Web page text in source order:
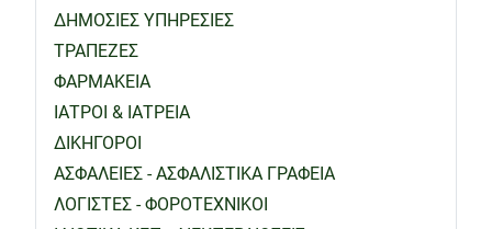
ΔΗΜΟΣΙΕΣ ΥΠΗΡΕΣΙΕΣ
ΤΡΑΠΕΖΕΣ
ΦΑΡΜΑΚΕΙΑ
ΙΑΤΡΟΙ & ΙΑΤΡΕΙΑ
ΔΙΚΗΓΟΡΟΙ
ΑΣΦΑΛΕΙΕΣ - ΑΣΦΑΛΙΣΤΙΚΑ ΓΡΑΦΕΙΑ
ΛΟΓΙΣΤΕΣ - ΦΟΡΟΤΕΧΝΙΚΟΙ